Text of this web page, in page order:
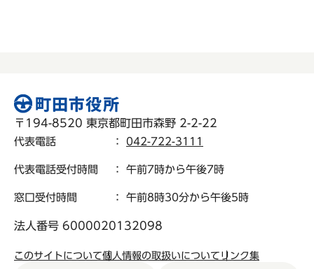
〒194-8520 東京都町田市森野 2-2-22
代表電話 ： 042-722-3111
代表電話受付時間 ： 午前7時から午後7時
窓口受付時間 ： 午前8時30分から午後5時
法人番号 6000020132098
このサイトについて個人情報の取扱いについて リンク集